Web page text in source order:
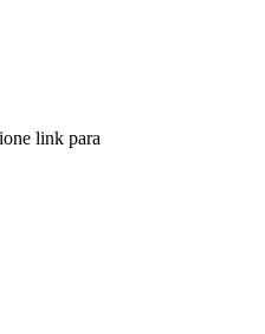
link para